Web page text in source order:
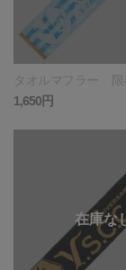
タオルマフラー 限
1,650円